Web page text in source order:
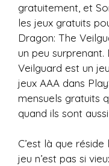
gratuitement, et
les jeux gratuits
Dragon: The
un peu surprenant.
Veilguard est un
jeux AAA dans
mensuels gratuits
quand ils sont
C’est là que
jeu n’est pas si